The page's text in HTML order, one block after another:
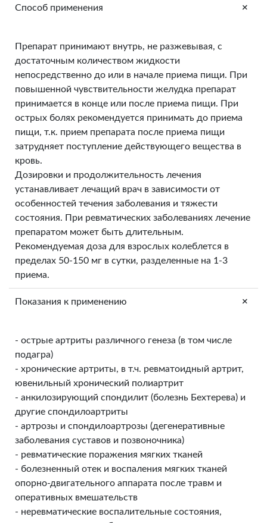
Способ применения +
Препарат принимают внутрь, не разжевывая, с
достаточным количеством жидкости
непосредственно до или в начале приема пищи. При
повышенной чувствительности желудка препарат
принимается в конце или после приема пищи. При
острых болях рекомендуется принимать до приема
пищи, т.к. прием препарата после приема пищи
затрудняет поступление действующего вещества в
кровь.
Дозировки и продолжительность лечения
устанавливает лечащий врач в зависимости от
особенностей течения заболевания и тяжести
состояния. При ревматических заболеваниях лечение
препаратом может быть длительным.
Рекомендуемая доза для взрослых колеблется в
пределах 50-150 мг в сутки, разделенные на 1-3
приема.
Показания к применению +
- острые артриты различного генеза (в том числе
подагра)
- хронические артриты, в т.ч. ревматоидный артрит,
ювенильный хронический полиартрит
- анкилозирующий спондилит (болезнь Бехтерева) и
другие спондилоартриты
- артрозы и спондилоартрозы (дегенеративные
заболевания суставов и позвоночника)
- ревматические поражения мягких тканей
- болезненный отек и воспаления мягких тканей
опорно-двигательного аппарата после травм и
оперативных вмешательств
- неревматические воспалительные состояния,